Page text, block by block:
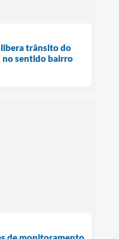
trânsito do
sentido bairro